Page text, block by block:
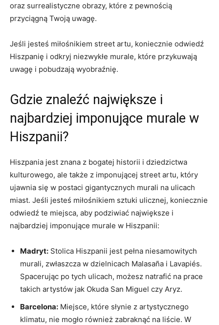
oraz surrealistyczne obrazy, które z pewnością
przyciągną Twoją uwagę.
Jeśli jesteś miłośnikiem street artu, koniecznie odwiedź
Hiszpanię i odkryj niezwykłe murale, które przykuwają
uwagę i pobudzają wyobraźnię.
Gdzie znaleźć największe i
najbardziej imponujące murale w
Hiszpanii?
Hiszpania jest znana z bogatej historii i dziedzictwa
kulturowego, ale także z imponującej street artu, który
ujawnia się w postaci gigantycznych murali na ulicach
miast. Jeśli jesteś miłośnikiem sztuki ulicznej, koniecznie
odwiedź te miejsca, aby podziwiać największe i
najbardziej imponujące murale w Hiszpanii:
Madryt: Stolica Hiszpanii jest pełna niesamowitych
murali, zwłaszcza w dzielnicach Malasaña i Lavapiés.
Spacerując po tych ulicach, możesz natrafić na prace
takich artystów jak Okuda San Miguel czy Aryz.
Barcelona: Miejsce, które słynie z artystycznego
klimatu, nie mogło również zabraknąć na liście. W